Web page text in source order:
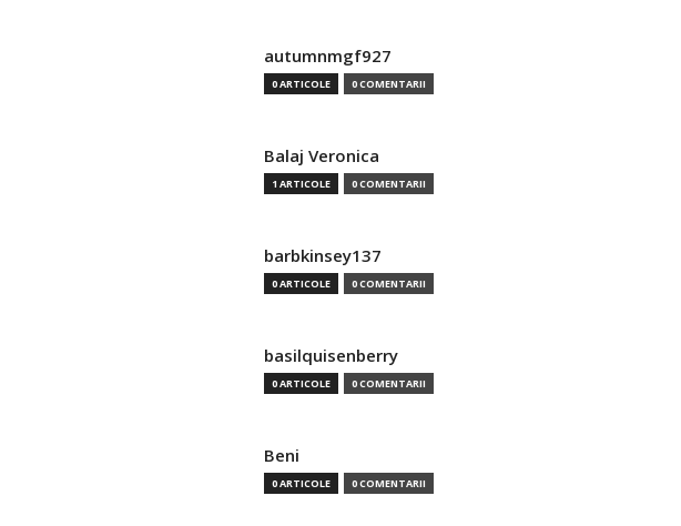
autumnmgf927
0 ARTICOLE 0 COMENTARII
Balaj Veronica
1 ARTICOLE 0 COMENTARII
barbkinsey137
0 ARTICOLE 0 COMENTARII
basilquisenberry
0 ARTICOLE 0 COMENTARII
Beni
0 ARTICOLE 0 COMENTARII